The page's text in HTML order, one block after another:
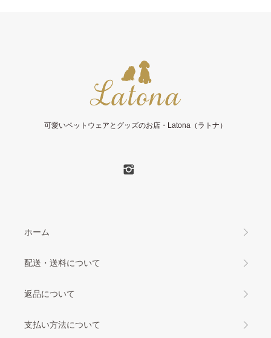
可愛いペットウェアとグッズのお店・Latona（ラトナ）
ホーム
配送・送料について
返品について
支払い方法について